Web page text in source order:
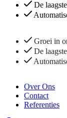
De
Groei in
De
Over Ons
Contact
Referenties